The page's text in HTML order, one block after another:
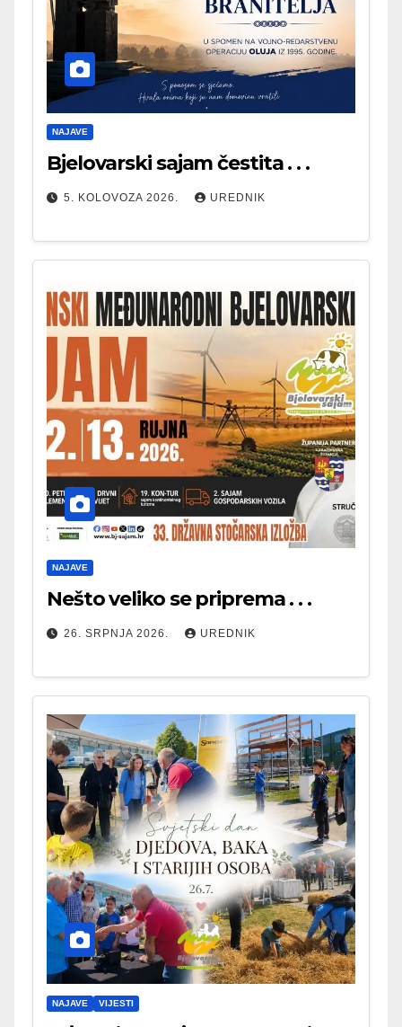
NAJAVE
Bjelovarski sajam čestita . . .
5. KOLOVOZA 2026. UREDNIK
NAJAVE
Nešto veliko se priprema . . .
26. SRPNJA 2026. UREDNIK
NAJAVE VIJESTI